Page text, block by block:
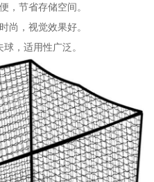
，节省存储空间。
尚，视觉效果好。
，适用性广泛。